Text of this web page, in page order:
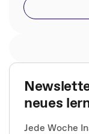
neues
Jede Woche